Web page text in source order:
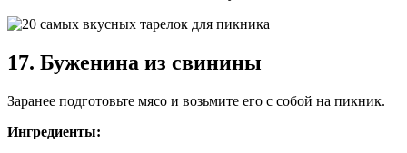
17. Буженина из свинины
Заранее подготовьте мясо и возьмите его с собой на пикник.
Ингредиенты: